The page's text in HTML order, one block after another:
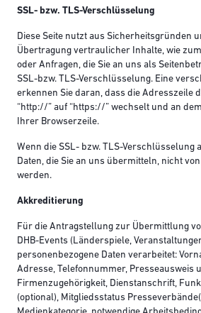
SSL- bzw. TLS-Verschlüsselung
Diese Seite nutzt aus Sicherheitsgründen
Übertragung vertraulicher Inhalte, wie
oder Anfragen, die Sie an uns als
SSL-bzw. TLS-Verschlüsselung. Eine
erkennen Sie daran, dass die Adresszeile
“http://” auf “https://” wechselt und an
Ihrer Browserzeile.
Wenn die SSL- bzw. TLS-Verschlüsselung
Daten, die Sie an uns übermitteln, nicht
werden.
Akkreditierung
Für die Antragstellung zur Übermittlung
DHB-Events (Länderspiele,
personenbezogene Daten verarbeitet:
Adresse, Telefonnummer, Presseausweis
Firmenzugehörigkeit, Dienstanschrift,
(optional), Mitgliedsstatus